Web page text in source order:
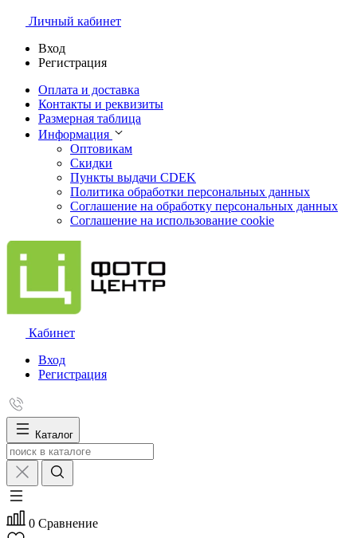
Личный кабинет
Вход
Регистрация
Оплата и доставка
Контакты и реквизиты
Размерная таблица
Информация
Оптовикам
Скидки
Пункты выдачи CDEK
Политика обработки персональных данных
Соглашение на обработку персональных данных
Соглашение на использование cookie
Кабинет
Вход
Регистрация
Каталог
0 Сравнение